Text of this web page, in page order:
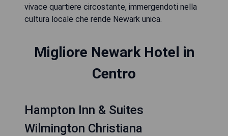
vivace quartiere circostante, immergendoti nella
cultura locale che rende Newark unica.
Migliore Newark Hotel in
Centro
Hampton Inn & Suites
Wilmington Christiana